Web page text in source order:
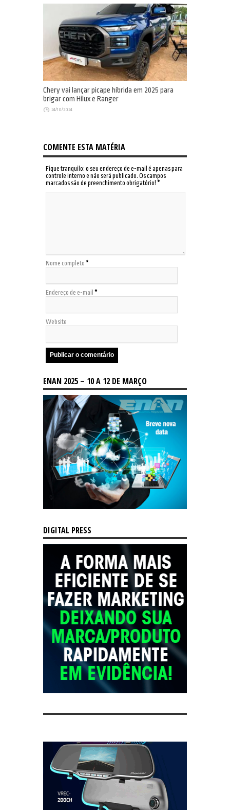
Chery vai lançar picape híbrida em 2025 para
brigar com Hilux e Ranger
24/10/2024
COMENTE ESTA MATÉRIA
Fique tranquilo: o seu endereço de e-mail é apenas para
controle interno e não será publicado. Os campos
marcados são de preenchimento obrigatório! *
Nome completo *
Endereço de e-mail *
Website
ENAN 2025 – 10 A 12 DE MARÇO
DIGITAL PRESS